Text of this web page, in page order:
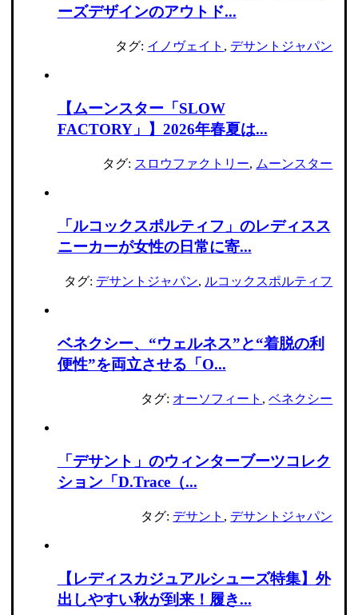
ーズデザインのアウトド...
タグ: イノヴェイト , デサントジャパン
【ムーンスター「SLOW
FACTORY」】2026年春夏は...
タグ: スロウファクトリー, ムーンスター
「ルコックスポルティフ」のレディスス
ニーカーが女性の日常に寄...
タグ: デサントジャパン, ルコックスポルティフ
ベネクシー、“ウェルネス”と“着脱の利
便性”を両立させる「O...
タグ: オーソフィート ,ベネクシー
「デサント」のウィンターブーツコレク
ション「D.Trace（...
タグ: デサント , デサントジャパン
【レディスカジュアルシューズ特集】外
出しやすい秋が到来！履き...